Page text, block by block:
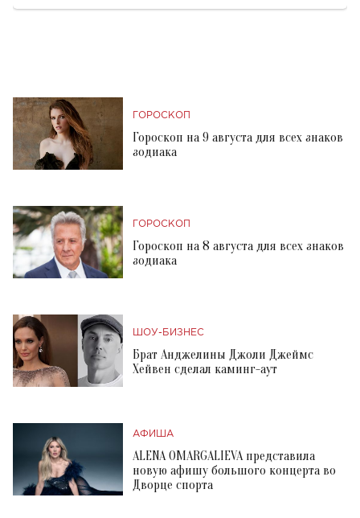
ГОРОСКОП
Гороскоп на 9 августа для всех знаков
зодиака
ГОРОСКОП
Гороскоп на 8 августа для всех знаков
зодиака
ШОУ-БИЗНЕС
Брат Анджелины Джоли Джеймс
Хейвен сделал каминг-аут
АФИША
ALENA OMARGALIEVA представила
новую афишу большого концерта во
Дворце спорта